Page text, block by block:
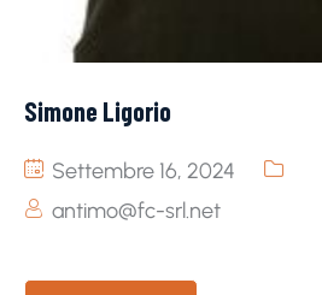
Simone Ligorio
Settembre 16, 2024
antimo@fc-srl.net